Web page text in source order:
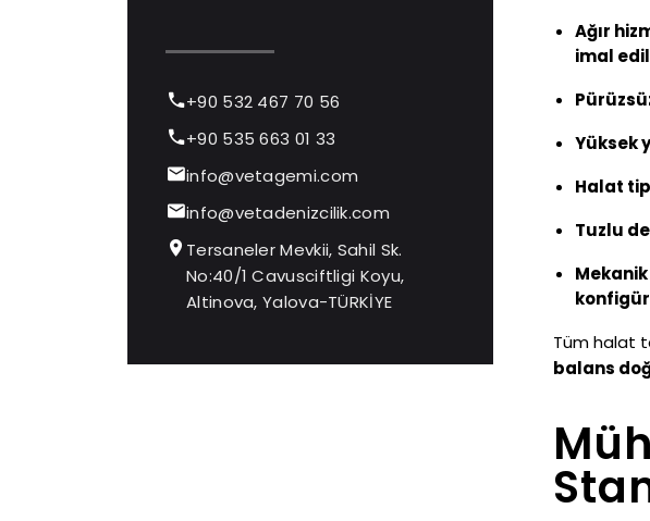
+90 532 467 70 56
+90 535 663 01 33
info@vetagemi.com
info@vetadenizcilik.com
Tersaneler Mevkii, Sahil Sk.
No:40/1 Cavusciftligi Koyu,
Altinova, Yalova-TÜRKİYE
Ağır
imal
Yüksek
Halat
Tuzlu
Tüm halat
balans